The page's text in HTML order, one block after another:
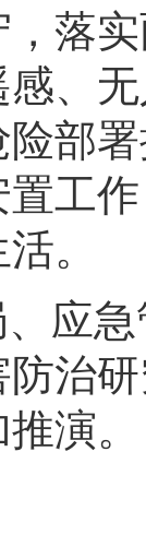
落
、
部
工
。
应
治
推演